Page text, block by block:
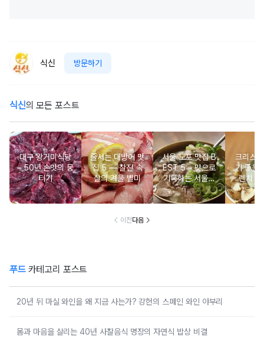
식신 방문하기
식신의 모든 포스트
대구 왕거미식당
– 50년 손맛의 뭉
티기
줄서는 대방어 맛
집 5 ― 찰진 속
살의 겨울 별미
서울 노포 맛집 B
EST 5 – 맛으로
기록하는 서울의
시간
크리스
기 좋은
렌치
이전다음
푸드카테고리 포스트
20년 뒤 마실 와인을 왜 지금 사는가? 강헌의 스페인 와인 야부리
몸과 마음을 살리는 40년 사찰음식 명장의 자연식 밥상 비결